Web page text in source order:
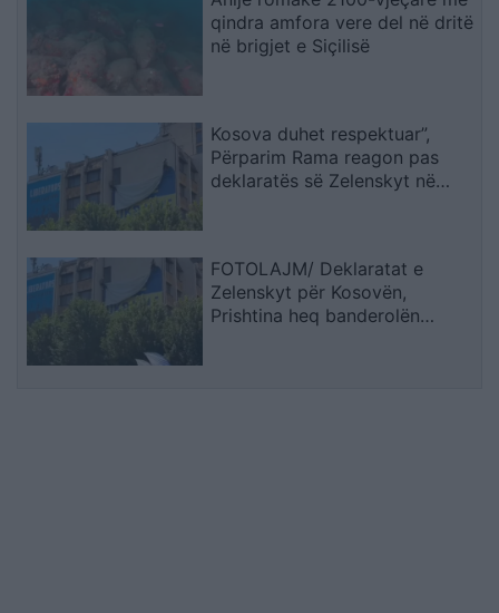
qindra amfora vere del në dritë
në brigjet e Siçilisë
Kosova duhet respektuar”,
Përparim Rama reagon pas
deklaratës së Zelenskyt në
FOTOLAJM/ Deklaratat e
Zelenskyt për Kosovën,
Prishtina heq banderolën